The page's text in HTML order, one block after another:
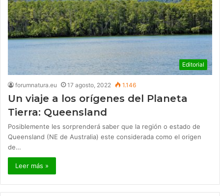
Editorial
forumnatura.eu 17 agosto, 2022 1.146
Un viaje a los orígenes del Planeta
Tierra: Queensland
Posiblemente les sorprenderá saber que la región o estado de
Queensland (NE de Australia) este considerada como el origen
de…
Leer más »